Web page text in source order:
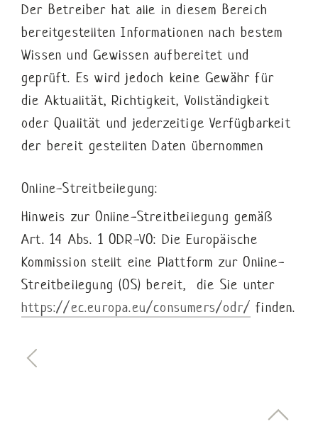
Der Betreiber hat alle in diesem Bereich
bereitgestellten Informationen nach bestem
Wissen und Gewissen aufbereitet und
geprüft. Es wird jedoch keine Gewähr für
die Aktualität, Richtigkeit, Vollständigkeit
oder Qualität und jederzeitige Verfügbarkeit
der bereit gestellten Daten übernommen
Online-Streitbeilegung:
Hinweis zur Online-Streitbeilegung gemäß
Art. 14 Abs. 1 ODR-VO: Die Europäische
Kommission stellt eine Plattform zur Online-
Streitbeilegung (OS) bereit, die Sie unter
https://ec.europa.eu/consumers/odr/ finden.